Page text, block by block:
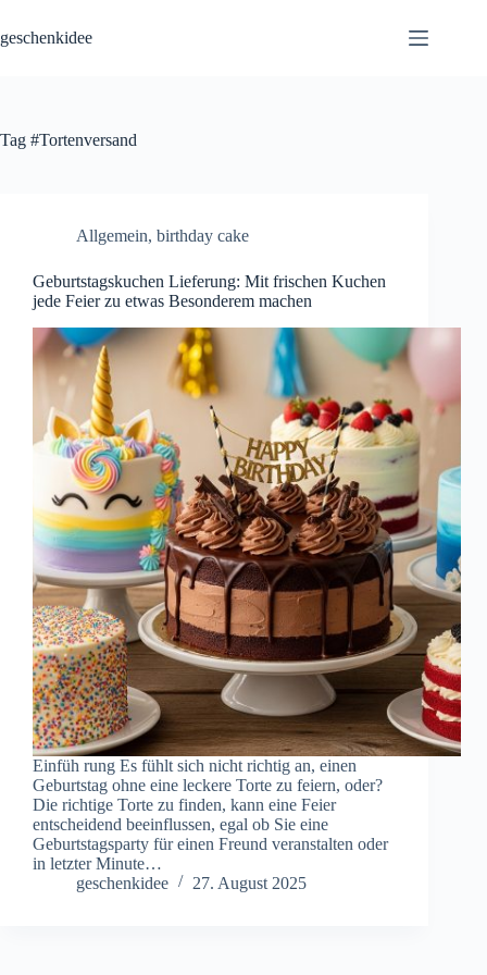
content
geschenkidee
Tag #Tortenversand
Allgemein, birthday cake
Geburtstagskuchen Lieferung: Mit frischen Kuchen
jede Feier zu etwas Besonderem machen
Einfüh rung Es fühlt sich nicht richtig an, einen
Geburtstag ohne eine leckere Torte zu feiern, oder?
Die richtige Torte zu finden, kann eine Feier
entscheidend beeinflussen, egal ob Sie eine
Geburtstagsparty für einen Freund veranstalten oder
in letzter Minute…
geschenkidee
27. August 2025